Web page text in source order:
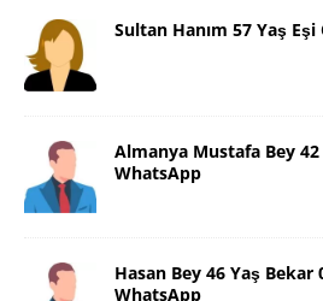
Sultan Hanım 57 Yaş
Almanya Mustafa Bey 42
WhatsApp
Hasan Bey 46 Yaş Bekar
WhatsApp